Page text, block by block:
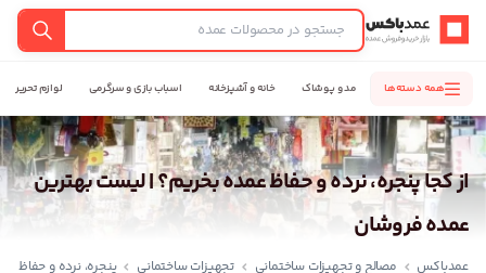
عمدباکس — بازگشت به صفحه اصلی
جستجو
همه دسته‌ها مد و پوشاک خانه و آشپزخانه اسباب بازی و سرگرمی لوازم تحریر
از کجا پنجره، نرده و حفاظ عمده بخریم؟ | لیست بهترین
عمده فروشان
عمدباکس مصالح و تجهیزات ساختمانی تجهیزات ساختمانی پنجره، نرده و حفاظ